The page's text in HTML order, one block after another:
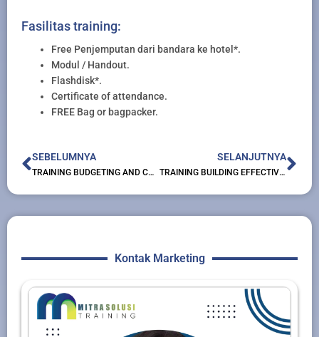
Fasilitas training:
Free Penjemputan dari bandara ke hotel*.
Modul / Handout.
Flashdisk*.
Certificate of attendance.
FREE Bag or bagpacker.
Prev
SEBELUMNYA
TRAINING BUDGETING AND COST CONTROL
SELANJUTNYA
TRAINING BUILDING EFFECTIVE UNDERSTANDING OF FINANCIAL STATEMENT ANALYSIS
Kontak Marketing